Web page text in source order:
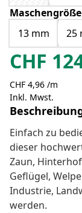
Maschengröße
13 mm
25
CHF
CHF 4,96 /m
Inkl. Mwst.
Einfach zu
dieser
Zaun,
Geflügel,
Industrie,
werden.